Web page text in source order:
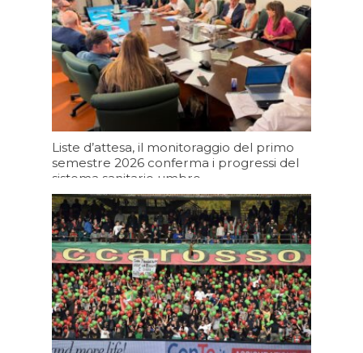
Liste d’attesa, il monitoraggio del primo
semestre 2026 conferma i progressi del
sistema sanitario umbro
Oggi 11:20